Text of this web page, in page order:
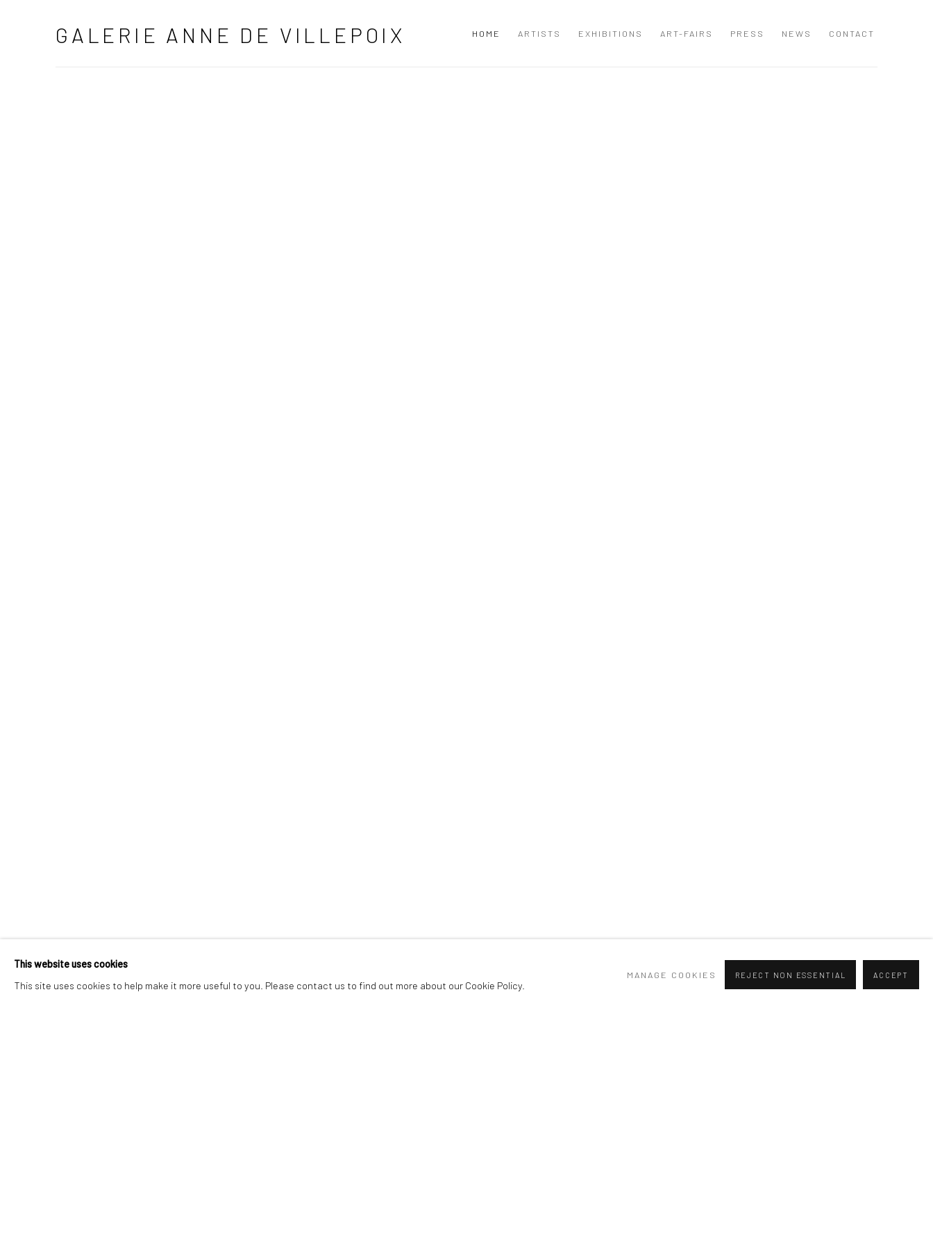
GALERIE ANNE DE VILLEPOIX HOME ARTISTS EXHIBITIONS ART-FAIRS PRESS NEWS CONTACT
This website uses cookies
This site uses cookies to help make it more useful to you. Please contact us to find out more about our Cookie Policy.
MANAGE COOKIES REJECT NON ESSENTIAL ACCEPT